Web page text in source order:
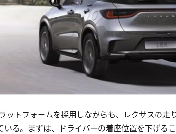
ットフォームを採用しながらも、レクサスの走
いる。まずは、ドライバーの着座位置を下げる